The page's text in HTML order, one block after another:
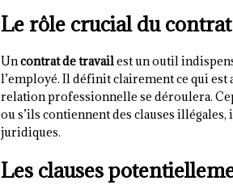
Le rôle crucial du
Uncontrat de travailest un outil
l’employé. Il définit clairement ce qui est
relation professionnelle se déroulera.
ou s’ils contiennent des clauses
juridiques.
Les clauses